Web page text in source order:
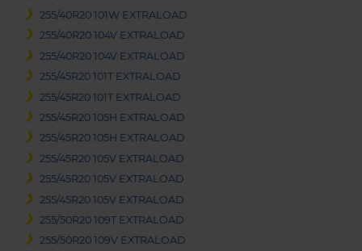
255/40R20 101W EXTRALOAD
255/40R20 104V EXTRALOAD
255/40R20 104V EXTRALOAD
255/45R20 101T EXTRALOAD
255/45R20 101T EXTRALOAD
255/45R20 105H EXTRALOAD
255/45R20 105H EXTRALOAD
255/45R20 105V EXTRALOAD
255/45R20 105V EXTRALOAD
255/45R20 105V EXTRALOAD
255/50R20 109T EXTRALOAD
255/50R20 109V EXTRALOAD